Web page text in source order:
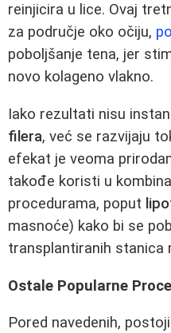
reinjicira u lice. Ovaj
za područje oko očiju,
poboljšanje tena, jer
novo kolageno vlakno.
Iako rezultati nisu
filera, već se razvijaju
efekat je veoma
takođe koristi u
procedurama, poput
masnoće) kako bi se
transplantiranih stanica
Ostale Popularne
Pored navedenih,